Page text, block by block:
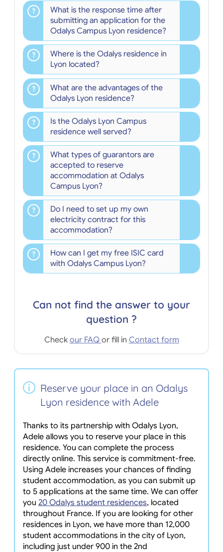
What is the response time after
submitting an application for the
Odalys Campus Lyon residence?
Where is the Odalys residence in
Lyon located?
What are the advantages of the
Odalys Lyon residence?
Is the Odalys Lyon Campus
residence well served?
What types of guarantors are
accepted to reserve
accommodation at Odalys
Campus Lyon?
Do I need to set up my own
electricity contract for this
accommodation?
How can I get my free ISIC card
with Odalys Campus Lyon?
Can not find the answer to your
question ?
Check our FAQ or fill in Contact form
Reserve your place in an Odalys
Lyon residence with Adele
Thanks to its partnership with Odalys Lyon,
Adele allows you to reserve your place in this
residence. You can complete the process
directly online. This service is commitment-free.
Using Adele increases your chances of finding
student accommodation, as you can submit up
to 5 applications at the same time. We can offer
you 20 Odalys student residences, located
throughout France. If you are looking for other
residences in Lyon, we have more than 12,000
student accommodations in the city of Lyon,
including just under 900 in the 2nd